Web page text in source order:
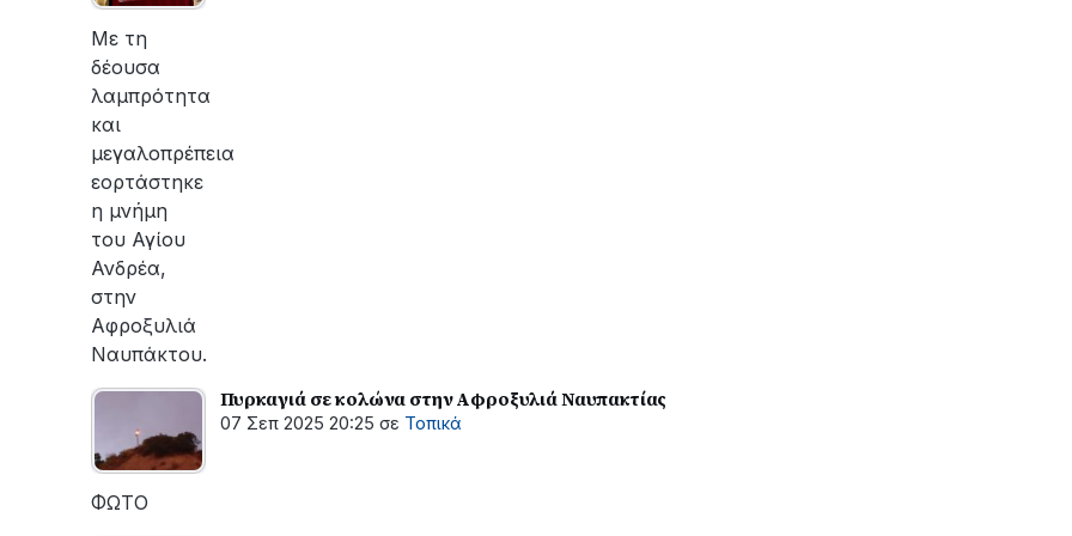
του
ΔΕΔΔΗΕ
για
αποκατάσταση
της
βλάβης
Με τη
δέουσα
λαμπρότητα
και
μεγαλοπρέπεια
εορτάστηκε
η μνήμη
του Αγίου
Ανδρέα,
στην
Αφροξυλιά
Ναυπάκτου.
Πυρκαγιά σε κολώνα στην Αφροξυλιά Ναυπακτίας
07 Σεπ 2025 20:25 σε Τοπικά
ΦΩΤΟ